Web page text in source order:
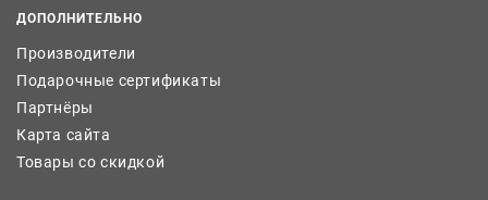
ДОПОЛНИТЕЛЬНО
Производители
Подарочные сертификаты
Партнёры
Карта сайта
Товары со скидкой